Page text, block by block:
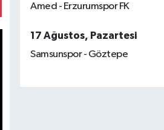
Amed - Erzurumspor FK
17 Ağustos, Pazartesi
Samsunspor - Göztepe